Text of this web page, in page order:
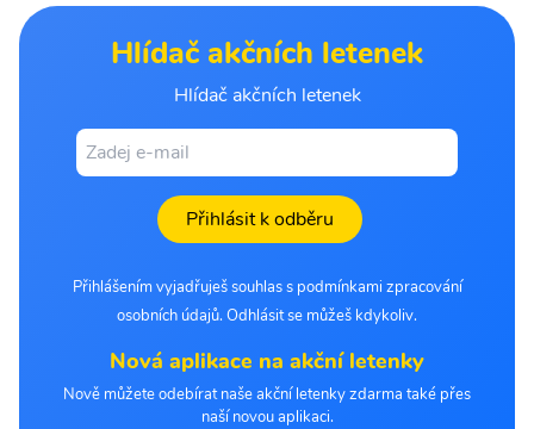
Hlídač akčních letenek
Hlídač akčních letenek
Přihlásit k odběru
Přihlášením vyjadřuješ souhlas s podmínkami zpracování
osobních údajů. Odhlásit se můžeš kdykoliv.
Nová aplikace na akční letenky
Nově můžete odebírat naše akční letenky zdarma také přes
naší novou aplikaci.